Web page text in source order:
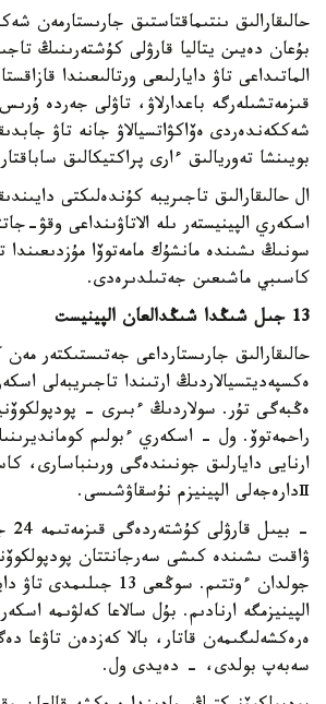
حالىقارالىق ىنتىماقتاستىق جارىستارمەن
بۇعان دەيىن يتاليا قارۋلى كۇشتەرىنىڭ
الماتىداعى تاۋ دايارلىعى ورتالىعىندا
قىزمەتشىلەرگە باعدارلاۋ، تاۋلى جەردە
شەككەندەردى ەۆاكۋاتسيالاۋ جانە تاۋ
بويىنشا تەوريالىق ءارى پراكتيكالىق
ال حالىقارالىق تاجىريبە كۇندەلىكتى
اسكەري الپينيستەر ىلە الاتاۋىنداعى وقۋ-
سونىڭ ىشىندە مانشۇك مامەتوۆا مۇزدىعىندا
كاسىبي ماشىعىن جەتىلدىرەدى.
13 جىل شىڭدا شىڭدالعان الپينيست
حالىقارالىق جارىستارداعى جەتىستىكتەر
ەكسپەديتسيالاردىڭ ارتىندا تاجىريبەلى
ەڭبەگى تۇر. سولاردىڭ ءبىرى -
راحمەتوۆ. ول - اسكەري ءبولىم
ارنايى دايارلىق جونىندەگى ورىنباسارى،
Ⅱدارەجەلى الپينيزم نۇسقاۋشىسى.
-
ۋاقىت ىشىندە كىشى سەرجانتتان
جولدان ءوتتىم. سوڭعى 13
الپينيزمگە ارنادىم. بۇل سالاعا كەلۋىمە
ەرەكشەلىگىمەن قاتار، بالا كەزدەن تاۋعا
سەبەپ بولدى، - دەيدى ول.